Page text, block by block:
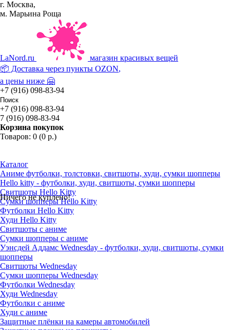
г. Москва,
м. Марьина Роща
LaNord.ru
магазин красивых вещей
📦 Доставка через пункты OZON,
а цены ниже 🤗
+7 (916) 098-83-94
+7 (916) 098-83-94
7 (916) 098-83-94
Корзина покупок
Товаров: 0 (0 р.)
Ничего не куплено!
Каталог
Аниме футболки, толстовки, свитшоты, худи, сумки шопперы
Hello kitty - футболки, худи, свитшоты, сумки шопперы
Свитшоты Hello Kitty
Сумки шопперы Hello Kitty
Футболки Hello Kitty
Худи Hello Kitty
Свитшоты с аниме
Сумки шопперы с аниме
Уэнсдей Аддамс Wednesday - футболки, худи, свитшоты, сумки
шопперы
Свитшоты Wednesday
Сумки шопперы Wednesday
Футболки Wednesday
Худи Wednesday
Футболки с аниме
Худи с аниме
Защитные плёнки на камеры автомобилей